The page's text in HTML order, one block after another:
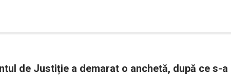
de Justiție a demarat o anchetă, după ce s-a